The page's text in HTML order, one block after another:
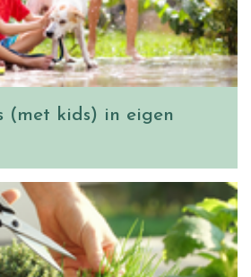
(met kids) in eigen